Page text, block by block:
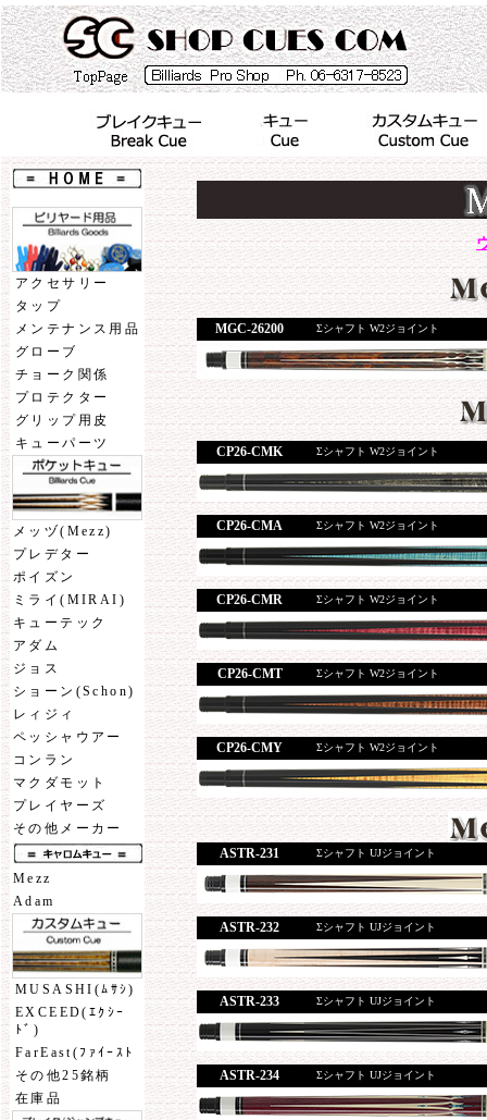
アクセサリー
タップ
メンテナンス用品
グローブ
チョーク関係
プロテクター
グリップ用皮
キューパーツ
メッヅ(Mezz)
プレデター
ポイズン
ミライ(MIRAI)
キューテック
アダム
ジョス
ショーン(Schon)
レィジィ
ペッシャウアー
コンラン
マクダモット
プレイヤーズ
その他メーカー
Mezz
Adam
MUSASHI(ﾑｻｼ)
EXCEED(ｴｸｼｰ
ﾄﾞ)
FarEast(ﾌｧｲｰｽﾄ
その他25銘柄
在庫品
MGC-26200 Σシャフト W2ジョイント
CP26-CMK Σシャフト W2ジョイント
CP26-CMA Σシャフト W2ジョイント
CP26-CMR Σシャフト W2ジョイント
CP26-CMT Σシャフト W2ジョイント
CP26-CMY Σシャフト W2ジョイント
ASTR-231 Σシャフト UJジョイント
ASTR-232 Σシャフト UJジョイント
ASTR-233 Σシャフト UJジョイント
ASTR-234 Σシャフト UJジョイント